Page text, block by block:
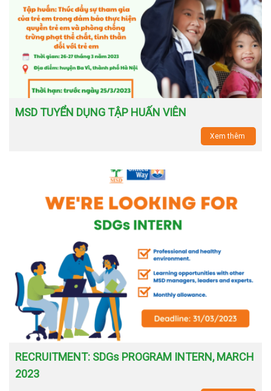
MSD TUYỂN DỤNG TẬP HUẤN VIÊN
Xem thêm
RECRUITMENT: SDGs PROGRAM INTERN, MARCH
2023